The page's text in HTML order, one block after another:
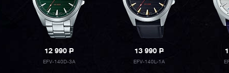
12 990P
EFV-140D-3A
13 990P
EFV-140L-1A